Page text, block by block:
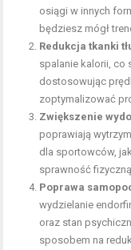
osiągi w innych
będziesz mógł
Redukcja tkanki
spalanie kalorii, co
dostosowując
zoptymalizować
Zwiększenie
poprawiają
dla sportowców,
sprawność fizyczną,
Poprawa
wydzielanie
oraz stan
sposobem na